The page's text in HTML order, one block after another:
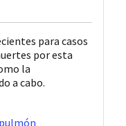
para casos
por esta
la
a cabo.